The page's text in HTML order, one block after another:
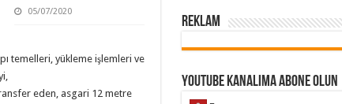
05/07/2020
temelleri, yükleme işlemleri ve
eden, asgari 12 metre
Reklam
Youtube Kanalıma Abone Olun